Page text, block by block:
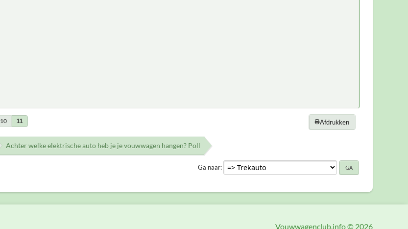
Afdrukken
10 11
Achter welke elektrische auto heb je je vouwwagen hangen? Poll
Ga naar
Vouwwagenclub.info © 2026